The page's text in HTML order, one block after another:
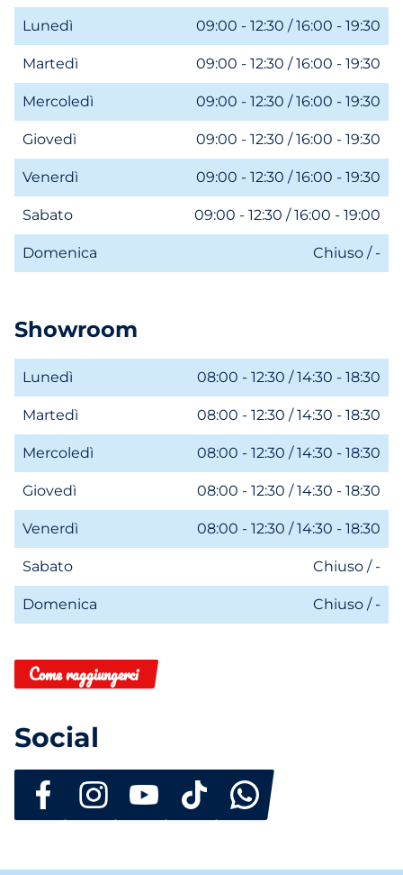
Lunedì 09:00 - 12:30 / 16:00 - 19:30
Martedì 09:00 - 12:30 / 16:00 - 19:30
Mercoledì 09:00 - 12:30 / 16:00 - 19:30
Giovedì 09:00 - 12:30 / 16:00 - 19:30
Venerdì 09:00 - 12:30 / 16:00 - 19:30
Sabato 09:00 - 12:30 / 16:00 - 19:00
Domenica Chiuso / -
Showroom
Lunedì 08:00 - 12:30 / 14:30 - 18:30
Martedì 08:00 - 12:30 / 14:30 - 18:30
Mercoledì 08:00 - 12:30 / 14:30 - 18:30
Giovedì 08:00 - 12:30 / 14:30 - 18:30
Venerdì 08:00 - 12:30 / 14:30 - 18:30
Sabato Chiuso / -
Domenica Chiuso / -
Come raggiungerci
Social